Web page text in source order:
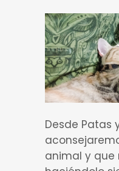
Desde Patas
animal y que